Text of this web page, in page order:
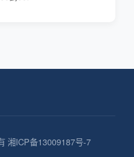
湘ICP备13009187号-7